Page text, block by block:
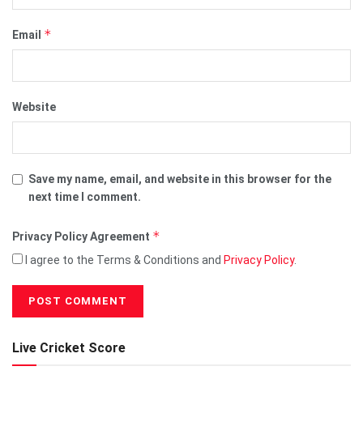
Email *
Website
Save my name, email, and website in this browser for the
next time I comment.
Privacy Policy Agreement *
I agree to the Terms & Conditions and Privacy Policy.
Live Cricket Score